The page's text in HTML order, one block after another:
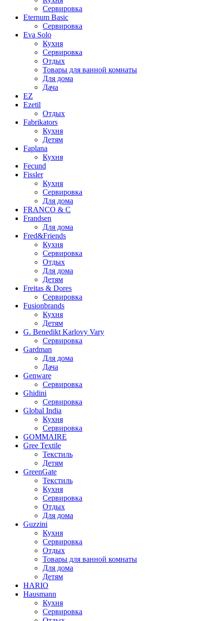
Сервировка
Eternum Basic
Сервировка
Eva Solo
Кухня
Сервировка
Отдых
Товары для ванной комнаты
Для дома
Дача
EZ
Ezetil
Отдых
Fabrikators
Кухня
Детям
Faplana
Кухня
Fecund
Fissler
Кухня
Сервировка
Для дома
FRANCO & C
Frandsen
Для дома
Fred&Friends
Кухня
Сервировка
Отдых
Для дома
Детям
Freitas & Dores
Сервировка
Fusionbrands
Кухня
Детям
G. Benedikt Karlovy Vary
Сервировка
Gardman
Для дома
Дача
Genware
Сервировка
Ghidini
Сервировка
Global India
Кухня
Сервировка
GOMMAIRE
Gree Textile
Текстиль
Детям
GreenGate
Текстиль
Кухня
Сервировка
Отдых
Для дома
Guzzini
Кухня
Сервировка
Отдых
Товары для ванной комнаты
Для дома
Детям
HARIO
Hausmann
Кухня
Сервировка